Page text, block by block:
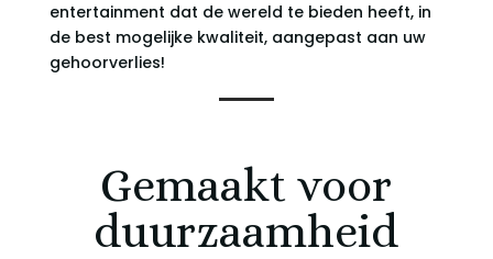
entertainment dat de wereld te bieden heeft, in
de best mogelijke kwaliteit, aangepast aan uw
gehoorverlies!
Gemaakt voor
duurzaamheid